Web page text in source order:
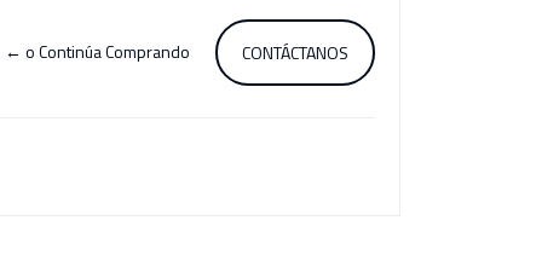
CONTÁCTANOS
← o Continúa Comprando